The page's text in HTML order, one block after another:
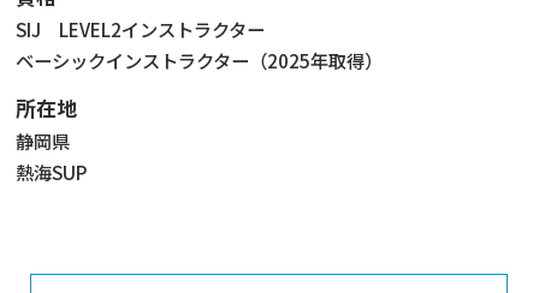
SIJ LEVEL2インストラクター
ベーシックインストラクター（2025年取得）
所在地
静岡県
熱海SUP